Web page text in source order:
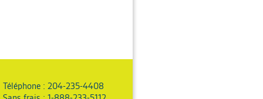
Téléphone : 204-235-4408